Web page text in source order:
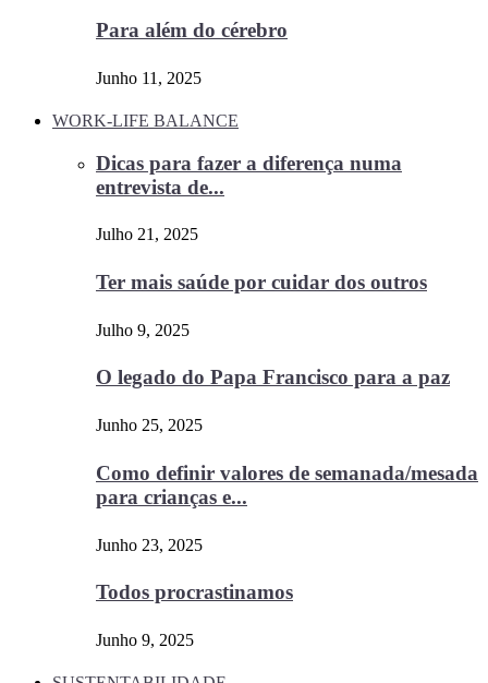
Para além do cérebro
Junho 11, 2025
WORK-LIFE BALANCE
Dicas para fazer a diferença numa
entrevista de...
Julho 21, 2025
Ter mais saúde por cuidar dos outros
Julho 9, 2025
O legado do Papa Francisco para a paz
Junho 25, 2025
Como definir valores de semanada/mesada
para crianças e...
Junho 23, 2025
Todos procrastinamos
Junho 9, 2025